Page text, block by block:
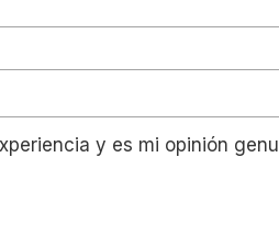
y es mi opinión